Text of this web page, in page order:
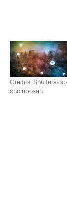
Credits:
chombosan